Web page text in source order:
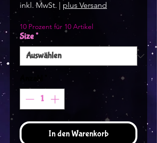
inkl. MwSt. | plus Versand
10 Prozent für 10 Artikel
Size*
Anzahl
In den Warenkorb